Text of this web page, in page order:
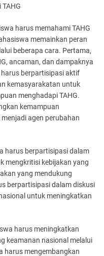
harus memahami TAHG
memainkan peran
beberapa cara. Pertama,
ancaman, dan dampaknya
berpartisipasi aktif
kemasyarakatan untuk
menghadapi TAHG.
kemampuan
agen perubahan
harus berpartisipasi dalam
mengkritisi kebijakan yang
yang mendukung
berpartisipasi dalam diskusi
untuk meningkatkan
harus meningkatkan
keamanan nasional melalui
harus mengembangkan